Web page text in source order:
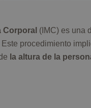
Corporal (IMC) es una
procedimiento
la altura de la